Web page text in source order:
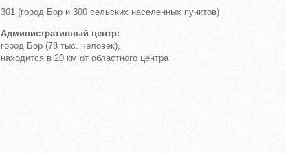
301 (город Бор и 300 сельских населенных пунктов)
Административный центр:
город Бор (78 тыс. человек),
находится в 20 км от областного центра